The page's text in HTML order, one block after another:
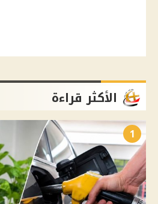
الأكثر قراءة
1